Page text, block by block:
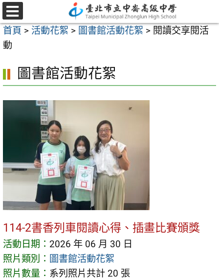
跳
至
主
要
容
選
單
首頁 > 活動花絮 > 圖書館活動花絮 > 閱讀交享閱活
動
圖書館活動花絮
114-2書香列車閱讀心得、插畫比賽頒獎
活動日期： 2026 年 06 月 30 日
照片類別： 圖書館活動花絮
照片數量： 系列照片共計 20 張